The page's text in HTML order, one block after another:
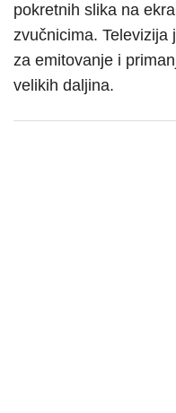
pokretnih slika na
zvučnicima. Televizija
za emitovanje i
velikih daljina.